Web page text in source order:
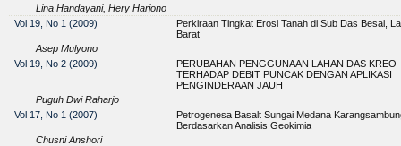
Lina Handayani, Hery Harjono
Vol 19, No 1 (2009)
Perkiraan Tingkat Erosi Tanah di Sub Das Besai,
Barat
Asep Mulyono
Vol 19, No 2 (2009)
PERUBAHAN PENGGUNAAN LAHAN DAS KREO
TERHADAP DEBIT PUNCAK DENGAN APLIKASI
PENGINDERAAN JAUH
Puguh Dwi Raharjo
Vol 17, No 1 (2007)
Petrogenesa Basalt Sungai Medana
Berdasarkan Analisis Geokimia
Chusni Anshori